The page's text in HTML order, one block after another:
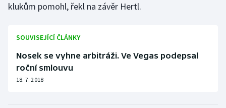
klukům pomohl, řekl na závěr Hertl.
SOUVISEJÍCÍ ČLÁNKY
Nosek se vyhne arbitráži. Ve Vegas podepsal
roční smlouvu
18. 7. 2018